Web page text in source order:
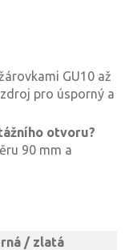
GU10 až
pro úsporný a
otvoru?
90 mm a
/ zlatá